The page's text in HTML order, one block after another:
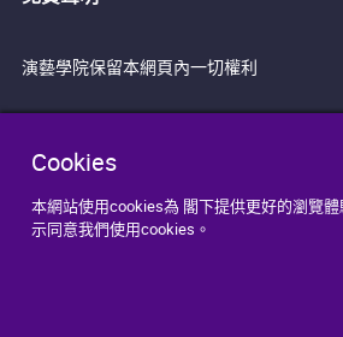
Cookies
本網站使用cookies為 閣下提供更好的瀏覽
示同意我們使用cookies。
演藝學院保留本網頁內一切權利